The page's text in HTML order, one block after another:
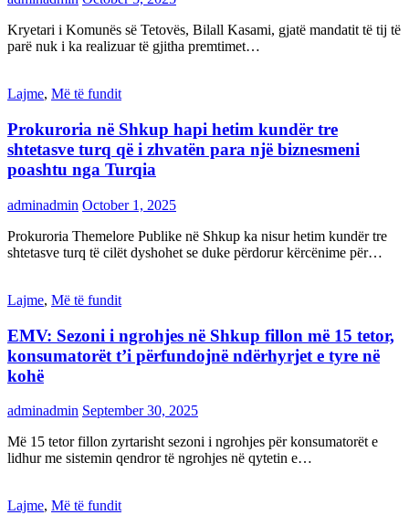
Kryetari i Komunës së Tetovës, Bilall Kasami, gjatë mandatit të tij të
parë nuk i ka realizuar të gjitha premtimet…
Lajme, Më të fundit
Prokuroria në Shkup hapi hetim kundër tre
shtetasve turq që i zhvatën para një biznesmeni
poashtu nga Turqia
adminadmin October 1, 2025
Prokuroria Themelore Publike në Shkup ka nisur hetim kundër tre
shtetasve turq të cilët dyshohet se duke përdorur kërcënime për…
Lajme, Më të fundit
EMV: Sezoni i ngrohjes në Shkup fillon më 15 tetor,
konsumatorët t’i përfundojnë ndërhyrjet e tyre në
kohë
adminadmin September 30, 2025
Më 15 tetor fillon zyrtarisht sezoni i ngrohjes për konsumatorët e
lidhur me sistemin qendror të ngrohjes në qytetin e…
Lajme, Më të fundit